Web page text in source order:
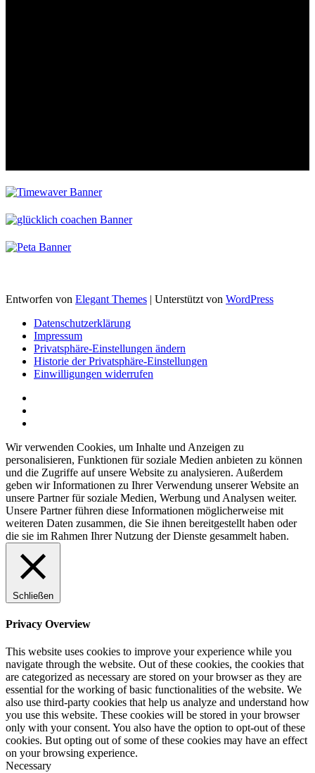
Entworfen von Elegant Themes | Unterstützt von WordPress
Datenschutzerklärung
Impressum
Privatsphäre-Einstellungen ändern
Historie der Privatsphäre-Einstellungen
Einwilligungen widerrufen
Wir verwenden Cookies, um Inhalte und Anzeigen zu
personalisieren, Funktionen für soziale Medien anbieten zu können
und die Zugriffe auf unsere Website zu analysieren. Außerdem
geben wir Informationen zu Ihrer Verwendung unserer Website an
unsere Partner für soziale Medien, Werbung und Analysen weiter.
Unsere Partner führen diese Informationen möglicherweise mit
weiteren Daten zusammen, die Sie ihnen bereitgestellt haben oder
die sie im Rahmen Ihrer Nutzung der Dienste gesammelt haben.
Schließen
Privacy Overview
This website uses cookies to improve your experience while you
navigate through the website. Out of these cookies, the cookies that
are categorized as necessary are stored on your browser as they are
essential for the working of basic functionalities of the website. We
also use third-party cookies that help us analyze and understand how
you use this website. These cookies will be stored in your browser
only with your consent. You also have the option to opt-out of these
cookies. But opting out of some of these cookies may have an effect
on your browsing experience.
Necessary